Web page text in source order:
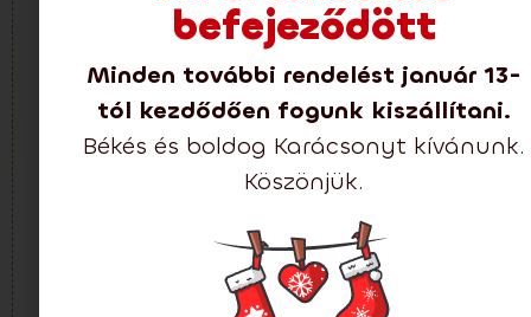
befejeződött
Minden további rendelést január 13-
tól kezdődően fogunk kiszállítani.
Békés és boldog Karácsonyt kívánunk.
Köszönjük.